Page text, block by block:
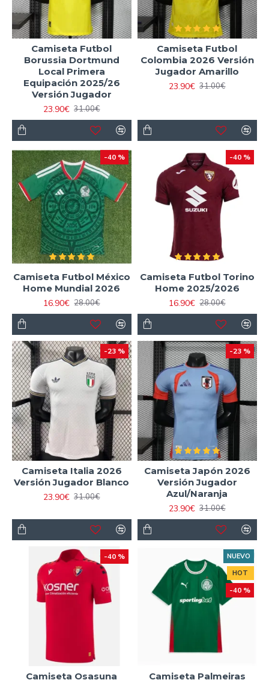
Camiseta Futbol
Borussia Dortmund
Local Primera
Equipación 2025/26
Versión Jugador
23.90€ 31.00€
Camiseta Futbol
Colombia 2026 Versión
Jugador Amarillo
23.90€ 31.00€
-40 %
Camiseta Futbol México
Home Mundial 2026
16.90€ 28.00€
-40 %
Camiseta Futbol Torino
Home 2025/2026
16.90€ 28.00€
-23 %
Camiseta Italia 2026
Versión Jugador Blanco
23.90€ 31.00€
-23 %
Camiseta Japón 2026
Versión Jugador
Azul/Naranja
23.90€ 31.00€
-40 %
Camiseta Osasuna
NUEVO
HOT
-40 %
Camiseta Palmeiras